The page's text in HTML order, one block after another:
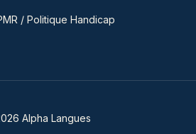
/ Politique Handicap
Alpha Langues